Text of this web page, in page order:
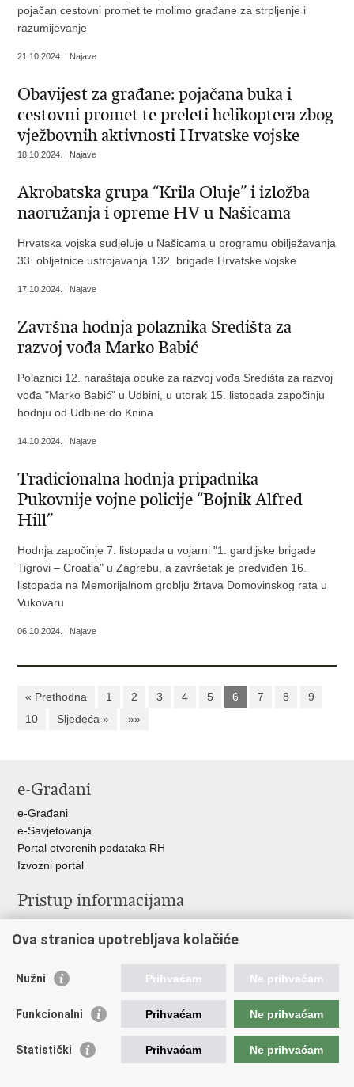
pojačan cestovni promet te molimo građane za strpljenje i
razumijevanje
21.10.2024. | Najave
Obavijest za građane: pojačana buka i
cestovni promet te preleti helikoptera zbog
vježbovnih aktivnosti Hrvatske vojske
18.10.2024. | Najave
Akrobatska grupa “Krila Oluje” i izložba
naoružanja i opreme HV u Našicama
Hrvatska vojska sudjeluje u Našicama u programu obilježavanja
33. obljetnice ustrojavanja 132. brigade Hrvatske vojske
17.10.2024. | Najave
Završna hodnja polaznika Središta za
razvoj vođa Marko Babić
Polaznici 12. naraštaja obuke za razvoj vođa Središta za razvoj
vođa "Marko Babić” u Udbini, u utorak 15. listopada započinju
hodnju od Udbine do Knina
14.10.2024. | Najave
Tradicionalna hodnja pripadnika
Pukovnije vojne policije “Bojnik Alfred
Hill”
Hodnja započinje 7. listopada u vojarni "1. gardijske brigade
Tigrovi – Croatia" u Zagrebu, a završetak je predviđen 16.
listopada na Memorijalnom groblju žrtava Domovinskog rata u
Vukovaru
06.10.2024. | Najave
« Prethodna 1 2 3 4 5 6 7 8
9
10
Sljedeća » »»
e-Građani
e-Građani
e-Savjetovanja
Portal otvorenih podataka RH
Izvozni portal
Pristup informacijama
Izjava o pristupačnosti
Ravnopravnost spolova u MORH-u i OSRH
Važne poveznice
Vlada RH
Ova stranica upotrebljava kolačiće
Nužni Prihvaćam Ne prihvaćam
Funkcionalni Prihvaćam Ne prihvaćam
Statistički Prihvaćam Ne prihvaćam